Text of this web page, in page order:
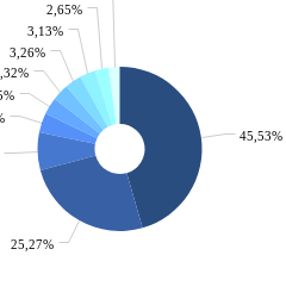
45,53%
25,27%
3,26%
3,13%
2,65%